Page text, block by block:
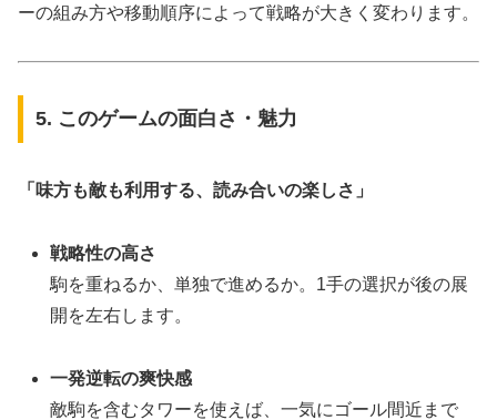
ーの組み方や移動順序によって戦略が大きく変わります。
5. このゲームの面白さ・魅力
「味方も敵も利用する、読み合いの楽しさ」
戦略性の高さ
駒を重ねるか、単独で進めるか。1手の選択が後の展
開を左右します。
一発逆転の爽快感
敵駒を含むタワーを使えば、一気にゴール間近まで